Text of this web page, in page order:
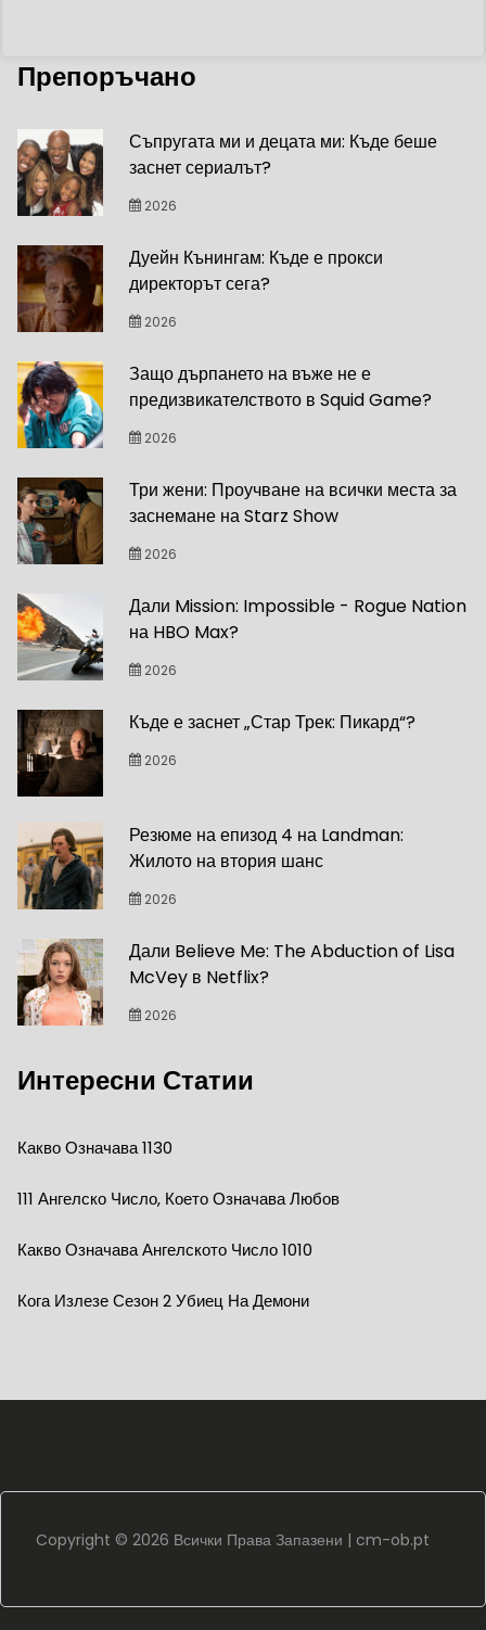
Препоръчано
Съпругата ми и децата ми: Къде беше
заснет сериалът?
2026
Дуейн Кънингам: Къде е прокси
директорът сега?
2026
Защо дърпането на въже не е
предизвикателството в Squid Game?
2026
Три жени: Проучване на всички места за
заснемане на Starz Show
2026
Дали Mission: Impossible - Rogue Nation
на HBO Max?
2026
Къде е заснет „Стар Трек: Пикард“?
2026
Резюме на епизод 4 на Landman:
Жилото на втория шанс
2026
Дали Believe Me: The Abduction of Lisa
McVey в Netflix?
2026
Интересни Статии
Какво Означава 1130
111 Ангелско Число, Което Означава Любов
Какво Означава Ангелското Число 1010
Кога Излезе Сезон 2 Убиец На Демони
Copyright © 2026 Всички Права Запазени | cm-ob.pt